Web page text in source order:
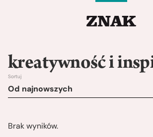
kreatywność i
Sortuj
Od najnowszych
Brak wyników.